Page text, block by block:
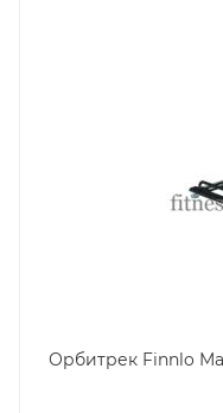
Орбитрек Finnlo